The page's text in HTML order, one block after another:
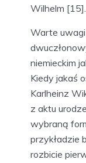
Wilhelm [15].
Warte
niemieckim
Kiedy jakaś
Karlheinz
z aktu
wybraną
przykładzie
rozbicie